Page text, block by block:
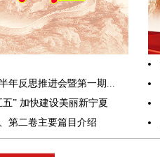
年反思推进会暨第一期...
” 加快建设美丽新宁夏
第二卷主要篇目介绍